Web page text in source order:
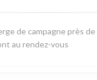
de campagne près de
au rendez-vous